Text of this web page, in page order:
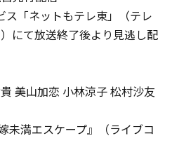
「ネットもテレ東」（テレ
にて放送終了後より見逃し配
美山加恋 小林涼子 松村沙友
未満エスケープ』（ライブコ